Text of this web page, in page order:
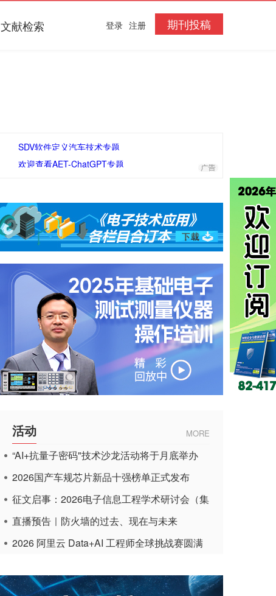
文献检索 期刊投稿
登录 注册
SDV软件定义汽车技术专题
欢迎查看AET-ChatGPT专题
活动 MORE
“AI+抗量子密码"技术沙龙活动将于月底举办
2026国产车规芯片新品十强榜单正式发布
征文启事：2026电子信息工程学术研讨会（集
成电路应用杂志）
直播预告｜防火墙的过去、现在与未来
2026 阿里云 Data+AI 工程师全球挑战赛圆满